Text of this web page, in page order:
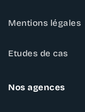
Mentions légales
Etudes de cas
Nos agences